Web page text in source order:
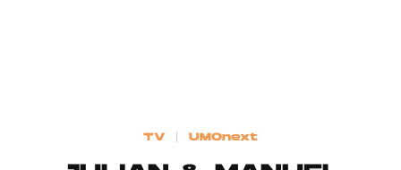
TV UMOnext